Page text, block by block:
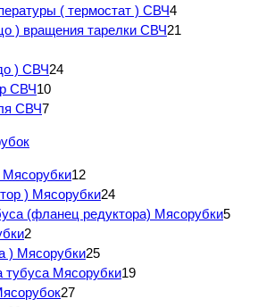
( термостат ) СВЧ4
) вращения тарелки СВЧ21
) СВЧ24
СВЧ10
СВЧ7
Мясорубки12
) Мясорубки24
(фланец редуктора) Мясорубки5
2
) Мясорубки25
тубуса Мясорубки19
27